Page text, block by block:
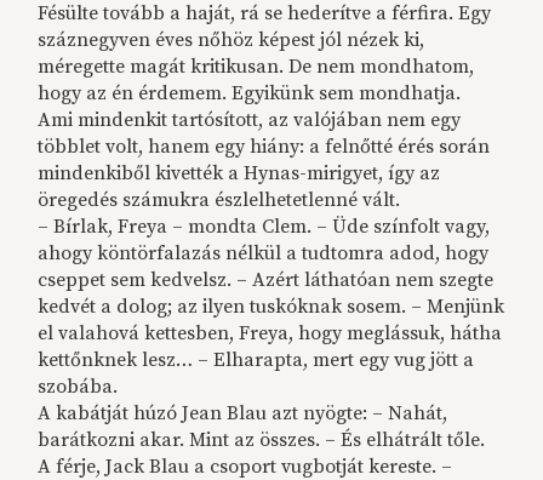
Fésülte tovább a haját, rá se hederítve a férfira. Egy
száznegyven éves nőhöz képest jól nézek ki,
méregette magát kritikusan. De nem mondhatom,
hogy az én érdemem. Egyikünk sem mondhatja.
Ami mindenkit tartósított, az valójában nem egy
többlet volt, hanem egy hiány: a felnőtté érés során
mindenkiből kivették a Hynas-mirigyet, így az
öregedés számukra észlelhetetlenné vált.
– Bírlak, Freya – mondta Clem. – Üde színfolt vagy,
ahogy köntörfalazás nélkül a tudtomra adod, hogy
cseppet sem kedvelsz. – Azért láthatóan nem szegte
kedvét a dolog; az ilyen tuskóknak sosem. – Menjünk
el valahová kettesben, Freya, hogy meglássuk, hátha
kettőnknek lesz… – Elharapta, mert egy vug jött a
szobába.
A kabátját húzó Jean Blau azt nyögte: – Nahát,
barátkozni akar. Mint az összes. – És elhátrált tőle.
A férje, Jack Blau a csoport vugbotját kereste. –